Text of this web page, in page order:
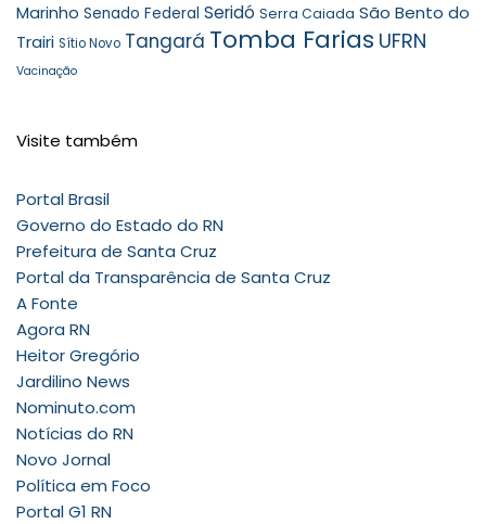
Marinho Senado Federal Seridó Serra Caiada São Bento do
Trairi Sítio Novo Tangará Tomba Farias UFRN
Vacinação
Visite também
Portal Brasil
Governo do Estado do RN
Prefeitura de Santa Cruz
Portal da Transparência de Santa Cruz
A Fonte
Agora RN
Heitor Gregório
Jardilino News
Nominuto.com
Notícias do RN
Novo Jornal
Política em Foco
Portal G1 RN